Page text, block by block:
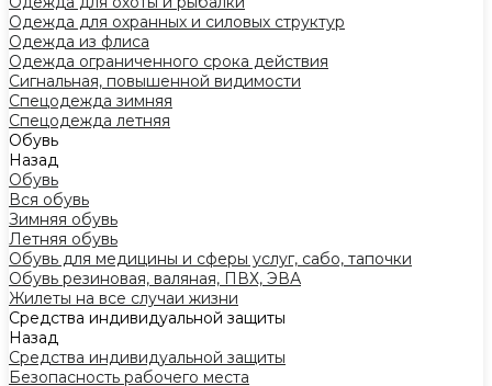
Одежда для охранных и силовых структур
Одежда из флиса
Одежда ограниченного срока действия
Сигнальная, повышенной видимости
Спецодежда зимняя
Спецодежда летняя
Обувь
Назад
Обувь
Вся обувь
Зимняя обувь
Летняя обувь
Обувь для медицины и сферы услуг, сабо, тапочки
Обувь резиновая, валяная, ПВХ, ЭВА
Жилеты на все случаи жизни
Средства индивидуальной защиты
Назад
Средства индивидуальной защиты
Безопасность рабочего места